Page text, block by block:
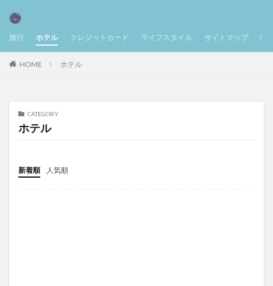
旅行 ホテル クレジットカード ライフスタイル サイトマップ お
HOME ホテル
CATEGORY
ホテル
新着順 人気順